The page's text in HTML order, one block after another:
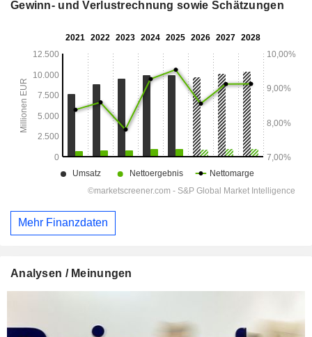
Gewinn- und Verlustrechnung sowie Schätzungen
Mehr Finanzdaten
Analysen / Meinungen